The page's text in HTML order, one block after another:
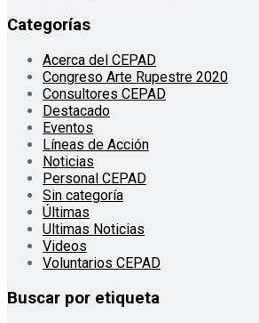
Categorías
Acerca del CEPAD
Congreso Arte Rupestre 2020
Consultores CEPAD
Destacado
Eventos
Líneas de Acción
Noticias
Personal CEPAD
Sin categoría
Últimas
Ultimas Noticias
Videos
Voluntarios CEPAD
Buscar por etiqueta